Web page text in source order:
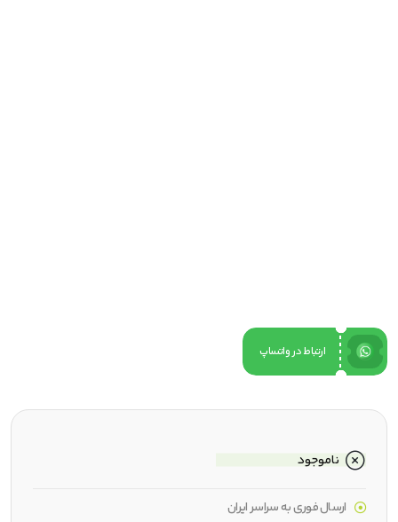
ارتباط در واتساپ
ناموجود
ارسال فوری به سراسر ایران